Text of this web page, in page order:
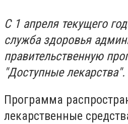
С 1 апреля текущего
служба здоровья
правительственную
"Доступные лекарства".
Программа
лекарственные